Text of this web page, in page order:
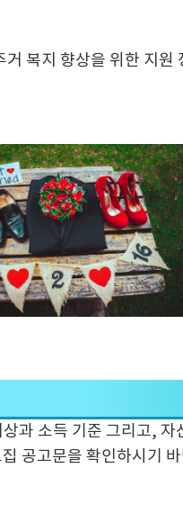
복지 향상을 위한 지
과 소득 기준 그리고,
공고문을 확인하시기